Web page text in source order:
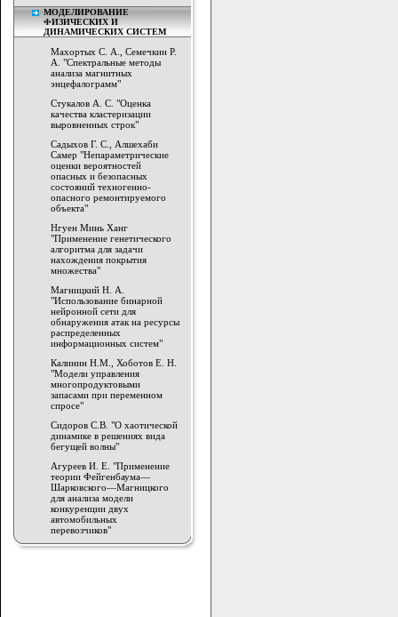
МОДЕЛИРОВАНИЕ
ФИЗИЧЕСКИХ И
ДИНАМИЧЕСКИХ СИСТЕМ
Махортых С. А., Семечкин Р.
А. "Спектральные методы
анализа магнитных
энцефалограмм"
Стукалов А. С. "Оценка
качества кластеризации
выровненных строк"
Садыхов Г. С., Алшехаби
Самер "Непараметрические
оценки вероятностей
опасных и безопасных
состояний техногенно-
опасного ремонтируемого
объекта"
Нгуен Минь Ханг
"Применение генетического
алгоритма для задачи
нахождения покрытия
множества"
Магницкий Н. А.
"Использование бинарной
нейронной сети для
обнаружения атак на ресурсы
распределенных
информационных систем"
Калинин Н.М., Хоботов Е. Н.
"Модели управления
многопродуктовыми
запасами при переменном
спросе"
Сидоров С.В. "О хаотической
динамике в решениях вида
бегущей волны"
Агуреев И. Е. "Применение
теории Фейгенбаума—
Шарковского—Магницкого
для анализа модели
конкуренции двух
автомобильных
перевозчиков"